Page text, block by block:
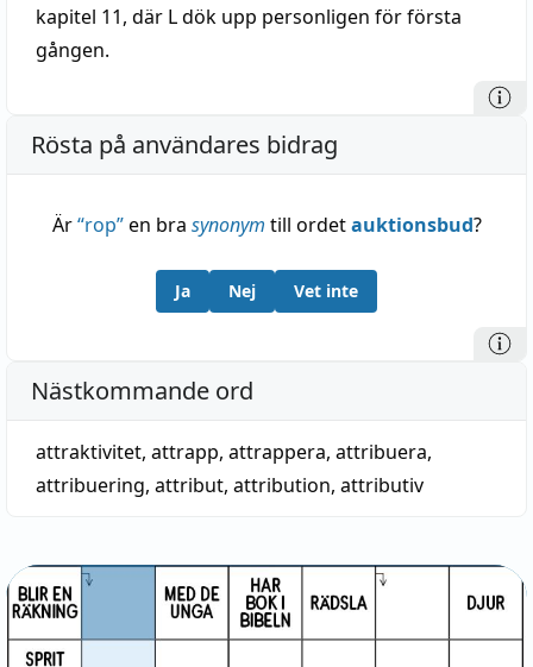
kapitel 11, där L dök upp personligen för första
gången.
Rösta på användares bidrag
Är“rop”en bra synonym till ordetauktionsbud?
Ja Nej Vet inte
Nästkommande ord
attraktivitet, attrapp, attrappera, attribuera,
attribuering, attribut, attribution, attributiv